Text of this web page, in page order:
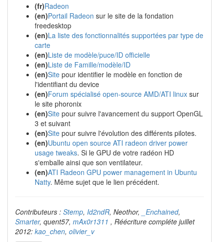
(fr)Radeon
(en)Portail Radeon sur le site de la fondation
freedesktop
(en)La liste des fonctionnalités supportées par type de
carte
(en)Liste de modèle/puce/ID officielle
(en)Liste de Famille/modèle/ID
(en)Site pour identifier le modèle en fonction de
l'identifiant du device
(en)Forum spécialisé open-source AMD/ATI linux sur
le site phoronix
(en)Site pour suivre l'avancement du support OpenGL
3 et suivant
(en)Site pour suivre l'évolution des différents pilotes.
(en)Ubuntu open source ATI radeon driver power
usage tweaks. Si le GPU de votre radéon HD
s'emballe ainsi que son ventilateur.
(en)ATI Radeon GPU power management in Ubuntu
Natty. Même sujet que le lien précédent.
Contributeurs : Stemp, Id2ndR, Neothor, _Enchained,
Smarter, quent57, mAx0r1311 , Réécriture compléte juillet
2012: kao_chen, olivier_v